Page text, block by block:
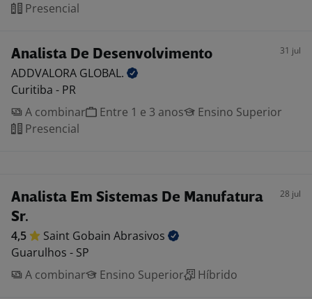
Presencial
Analista De Desenvolvimento 31 jul
ADDVALORA GLOBAL.
Curitiba - PR
A combinar
Entre 1 e 3 anos
Ensino Superior
Presencial
Analista Em Sistemas De Manufatura
Sr.
28 jul
4,5 Saint Gobain Abrasivos
Guarulhos - SP
A combinar
Ensino Superior Híbrido